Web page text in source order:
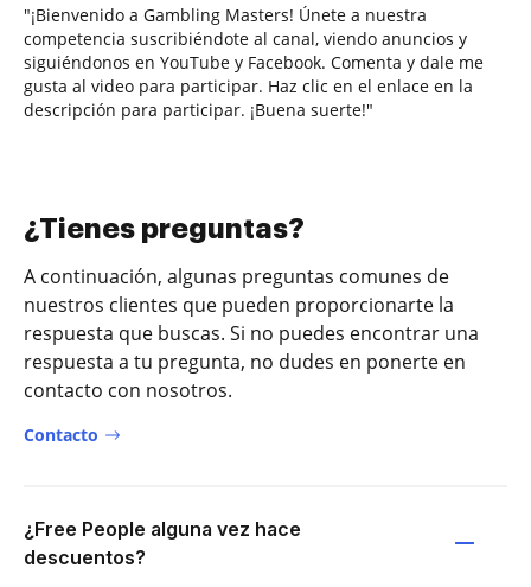
"¡Bienvenido a Gambling Masters! Únete a nuestra
competencia suscribiéndote al canal, viendo anuncios y
siguiéndonos en YouTube y Facebook. Comenta y dale me
gusta al video para participar. Haz clic en el enlace en la
descripción para participar. ¡Buena suerte!"
¿Tienes preguntas?
A continuación, algunas preguntas comunes de
nuestros clientes que pueden proporcionarte la
respuesta que buscas. Si no puedes encontrar una
respuesta a tu pregunta, no dudes en ponerte en
contacto con nosotros.
Contacto
¿Free People alguna vez hace
descuentos?